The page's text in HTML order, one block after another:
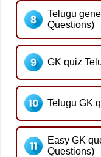
Telugu
Questions)
GK quiz
Telugu GK
Easy GK
Questions)